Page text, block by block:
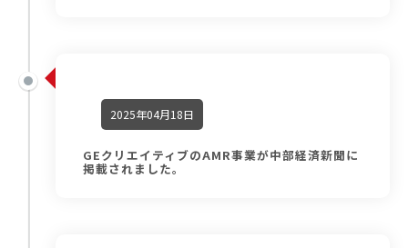
2025年04月18日
GEクリエイティブのAMR事業が中部経済新聞に
掲載されました。